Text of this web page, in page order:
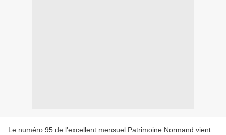
Le numéro 95 de l'excellent mensuel Patrimoine Normand vient